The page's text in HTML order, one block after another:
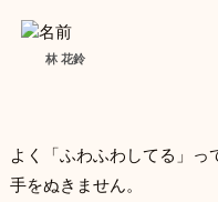
林 花鈴
よく「ふわふわしてる」っ
手をぬきません。